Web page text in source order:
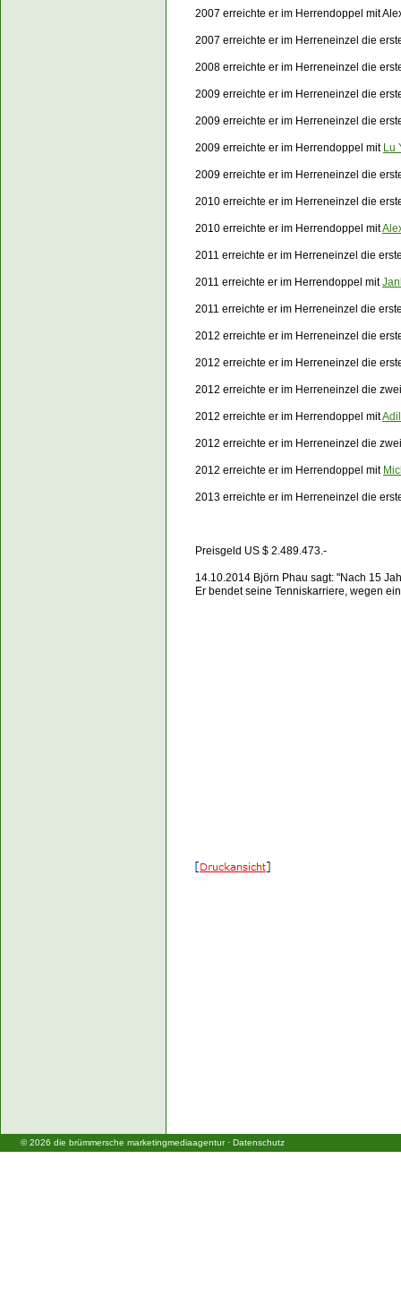
2007 erreichte er im Herrendoppel mit
2007 erreichte er im Herreneinzel die
2008 erreichte er im Herreneinzel die
2009 erreichte er im Herreneinzel die
2009 erreichte er im Herreneinzel die
2009 erreichte er im Herrendoppel mit Lu
2009 erreichte er im Herreneinzel die
2010 erreichte er im Herreneinzel die
2010 erreichte er im Herrendoppel mit
2011 erreichte er im Herreneinzel die
2011 erreichte er im Herrendoppel mit
2011 erreichte er im Herreneinzel die
2012 erreichte er im Herreneinzel die
2012 erreichte er im Herreneinzel die
2012 erreichte er im Herreneinzel die
2012 erreichte er im Herrendoppel mit
2012 erreichte er im Herreneinzel die
2012 erreichte er im Herrendoppel mit
2013 erreichte er im Herreneinzel die
Preisgeld US $
14.10.2014 Björn Phau sagt: "Nach 15
Er bendet seine Tenniskarriere, wegen
© 2026 die brümmersche marketingmediaagentur· Datenschutz